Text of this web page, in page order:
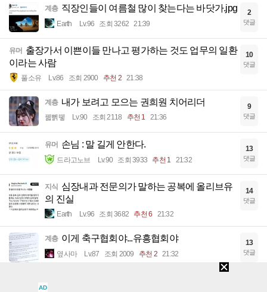
계층 직장인들이 여름철 많이 찾는다는 바닷가.jpg
Earth Lv.96 조회 3262 21:39
2
댓글
유머 출장가서 이쁜이들 만나고 평가하는 것도 업무의 일환
이라는 사람
풀소유 Lv.86 조회 2900 추천 2 21:38
10
댓글
계층 내가 보려고 모으는 권희원 치어리더
꿻뻵뗗 Lv.90 조회 2118 추천 1 21:36
9
댓글
유머 손님 : 말 길게 안한다.
드라고노브 Lv.90 조회 3933 추천 1 21:32
13
댓글
지식
심장내과 전문의가 말하는 공복에 올리브유
의 진실
Earth Lv.96 조회 3682 추천 6 21:32
14
댓글
계층 이게 축구협회야...유흥협회야
옆사마 Lv.87 조회 2009 추천 2 21:32
13
댓글
AD